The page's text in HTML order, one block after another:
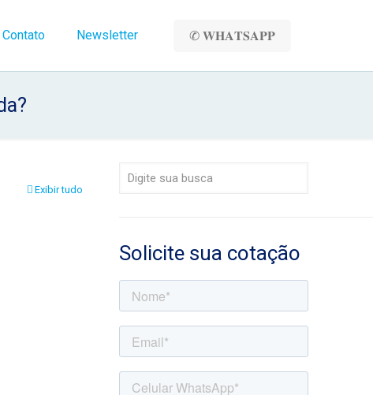
Contato Newsletter ✆ 𝐖𝐇𝐀𝐓𝐒𝐀𝐏𝐏
Exibir tudo
Solicite sua cotação